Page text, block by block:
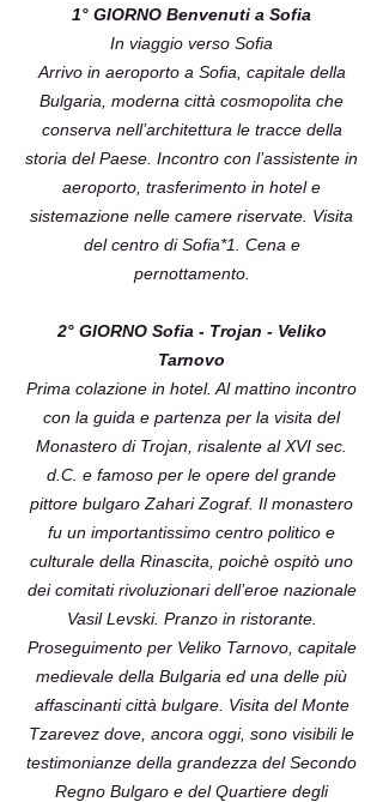
1° GIORNO Benvenuti a Sofia
In viaggio verso Sofia
Arrivo in aeroporto a Sofia, capitale della
Bulgaria, moderna città cosmopolita che
conserva nell’architettura le tracce della
storia del Paese. Incontro con l’assistente in
aeroporto, trasferimento in hotel e
sistemazione nelle camere riservate. Visita
del centro di Sofia*1. Cena e
pernottamento.
2° GIORNO Sofia - Trojan - Veliko
Tarnovo
Prima colazione in hotel. Al mattino incontro
con la guida e partenza per la visita del
Monastero di Trojan, risalente al XVI sec.
d.C. e famoso per le opere del grande
pittore bulgaro Zahari Zograf. Il monastero
fu un importantissimo centro politico e
culturale della Rinascita, poichè ospitò uno
dei comitati rivoluzionari dell’eroe nazionale
Vasil Levski. Pranzo in ristorante.
Proseguimento per Veliko Tarnovo, capitale
medievale della Bulgaria ed una delle più
affascinanti città bulgare. Visita del Monte
Tzarevez dove, ancora oggi, sono visibili le
testimonianze della grandezza del Secondo
Regno Bulgaro e del Quartiere degli